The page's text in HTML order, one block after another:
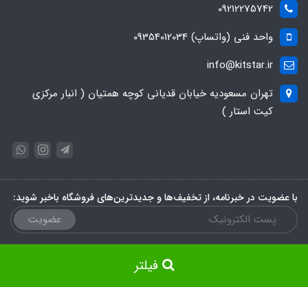
09212275742
واحد فنی (واتساپ) 09354012034
info@kitstar.ir
تهران مسعودیه خیابان قدیانی کوچه همتیان ( انبار مرکزی
کیت استار )
با عضویت در خبرنامه، از تخفیف‌ها و جدیدترین‌های فروشگاه باخبر شوید:
عضویت